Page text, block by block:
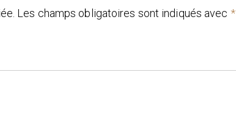
Les champs obligatoires sont indiqués avec *